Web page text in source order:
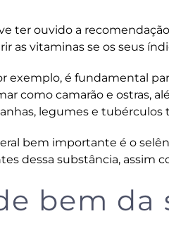
ter ouvido a
as vitaminas se os seus
exemplo, é fundamental
como camarão e ostras,
legumes e
bem importante é o
dessa substância, assim
bem da